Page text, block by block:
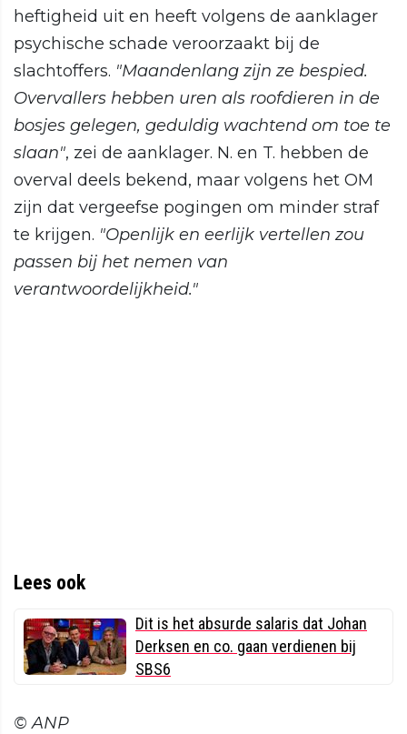
heftigheid uit en heeft volgens de aanklager
psychische schade veroorzaakt bij de
slachtoffers. "Maandenlang zijn ze bespied.
Overvallers hebben uren als roofdieren in de
bosjes gelegen, geduldig wachtend om toe te
slaan", zei de aanklager. N. en T. hebben de
overval deels bekend, maar volgens het OM
zijn dat vergeefse pogingen om minder straf
te krijgen. "Openlijk en eerlijk vertellen zou
passen bij het nemen van
verantwoordelijkheid."
Lees ook
Dit is het absurde salaris dat Johan
Derksen en co. gaan verdienen bij
SBS6
© ANP